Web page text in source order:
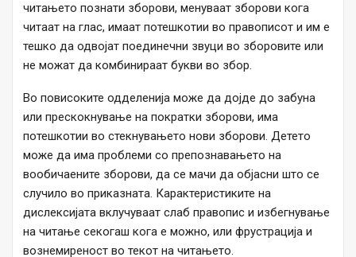
читањето познати зборови, менуваат зборови кога
читаат на глас, имаат потешкотии во правописот и им е
тешко да одвојат поединечни звуци во зборовите или
не можат да комбинираат букви во збор.
Во повисоките одделенија може да дојде до забуна
или прескокнување на пократки зборови, има
потешкотии во стекнувањето нови зборови. Детето
може да има проблеми со препознавањето на
вообичаените зборови, да се мачи да објасни што се
случило во приказната. Карактеристиките на
дислексијата вклучуваат слаб правопис и избегнување
на читање секогаш кога е можно, или фрустрација и
вознемиреност во текот на читањето.